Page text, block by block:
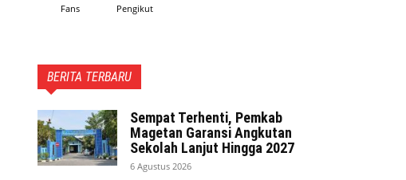
Fans Pengikut
BERITA TERBARU
Sempat Terhenti, Pemkab
Magetan Garansi Angkutan
Sekolah Lanjut Hingga 2027
6 Agustus 2026